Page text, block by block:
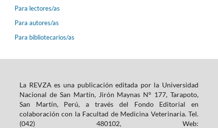
Para lectores/as
Para autores/as
Para bibliotecarios/as
La REVZA es una publicación editada por la Universidad
Nacional de San Martín, Jirón Maynas N° 177, Tarapoto,
San Martín, Perú, a través del Fondo Editorial en
colaboración con la Facultad de Medicina Veterinaria. Tel.
(042) 480102, Web: